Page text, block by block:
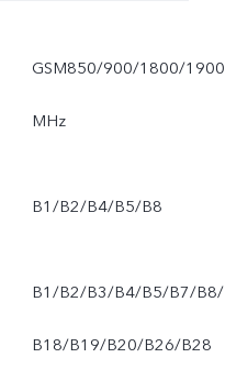
GSM850/900/1800/1900
MHz
B1/B2/B4/B5/B8
B1/B2/B3/B4/B5/B7/B8/
B18/B19/B20/B26/B28